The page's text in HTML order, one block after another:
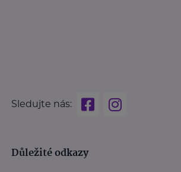
Sledujte nás:
Důležité odkazy